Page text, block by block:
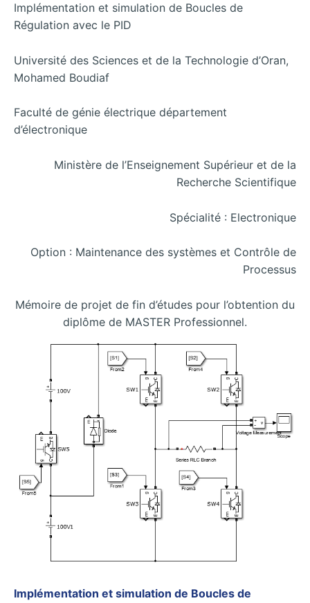
Implémentation et simulation de Boucles de
Régulation avec le PID
Université des Sciences et de la Technologie d’Oran,
Mohamed Boudiaf
Faculté de génie électrique département
d’électronique
Ministère de l’Enseignement Supérieur et de la
Recherche Scientifique
Spécialité : Electronique
Option : Maintenance des systèmes et Contrôle de
Processus
Mémoire de projet de fin d’études pour l’obtention du
diplôme de MASTER Professionnel.
Implémentation et simulation de Boucles de